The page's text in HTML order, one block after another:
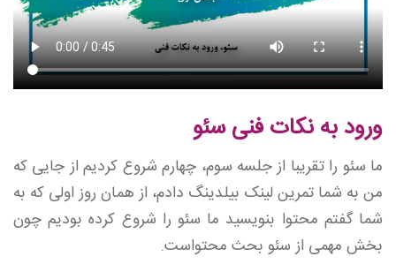
ورود به نکات فنی سئو
ما سئو را تقریبا از جلسه سوم، چهارم شروع کردیم از جایی که
من به شما تمرین لینک بیلدینگ دادم، از همان روز اولی که به
شما گفتم محتوا بنویسید ما سئو را شروع کرده بودیم چون
بخش مهمی از سئو بحث محتواست.